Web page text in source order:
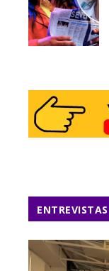
ENTREVISTAS